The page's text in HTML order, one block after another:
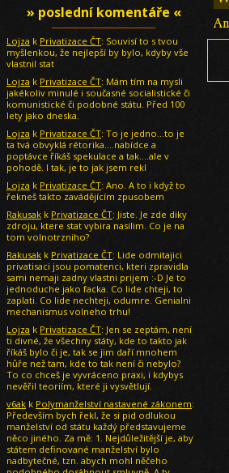
» poslední komentáře «
Lojza k Privatizace ČT: Souvisí to s tvou
myšlenkou, že nejlepší by bylo, kdyby vše
vlastnil stat
Lojza k Privatizace ČT: Mám tím na mysli
jakékoliv minulé i současné socialistické či
komunistické či podobné státu. Před 100
lety jako dneska.
Lojza k Privatizace ČT: To je jedno...to je
ta tvá obvyklá rétorika....nabídce a
poptávce říkáš spekulace a tak....ale v
pohodě. I tak, je to jak jsem rekl
Lojza k Privatizace ČT: Ano. A to i když to
řekneš takto zavádějícím zpusobem
Rakusak k Privatizace ČT: Jiste. Je zde diky
zdroju, ktere stat vybira nasilim. Co je na
tom volnotrzniho?
Rakusak k Privatizace ČT: Lide odmitajici
privatisaci jsou pomatenci, kteri zpravidla
sami nemaji zadny vlastni prijem :-D Je to
jednoduche jako facka. Co lide chteji, to
zaplati. Co lide nechteji, odumre. Genialni
mechanismus volneho trhu!
Lojza k Privatizace ČT: Jen se zeptám, není
ti divné, že všechny státy, kde to takto jak
říkáš bylo či je, tak se jim daří mnohem
hůře než tam, kde to tak není či nebylo?
To co chceš je vyvráceno praxi, i kdybys
nevěřil teoriím, které ji vysvětlují.
v6ak k Polymanželství nastavené zákonem:
Především bych řekl, že si pid odlukou
manželství od státu každý představujeme
něco jiného. Za mě: 1. Nejdůležitější je, aby
státem definované manželství bylo
nadbytečné, tzn. abych mohl něčeho